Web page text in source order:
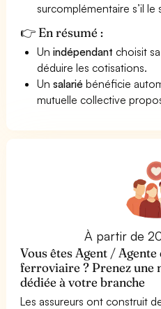
surcomplémentaire s’il le
👉 En résumé :
Unindépendant choisit
déduire les cotisations.
Unsalarié bénéficie
mutuelle collective
À partir de
Vous êtes Agent /
ferroviaire ? Prenez une
dédiée à votre branche
Les assureurs ont construit